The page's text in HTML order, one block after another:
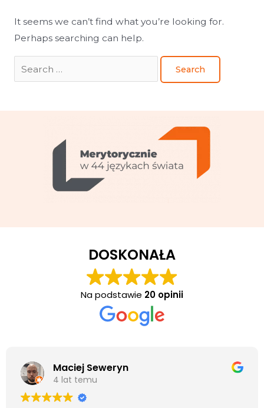
It seems we can’t find what you’re looking for.
Perhaps searching can help.
DOSKONAŁA
Na podstawie 20 opinii
Maciej Seweryn
4 lat temu